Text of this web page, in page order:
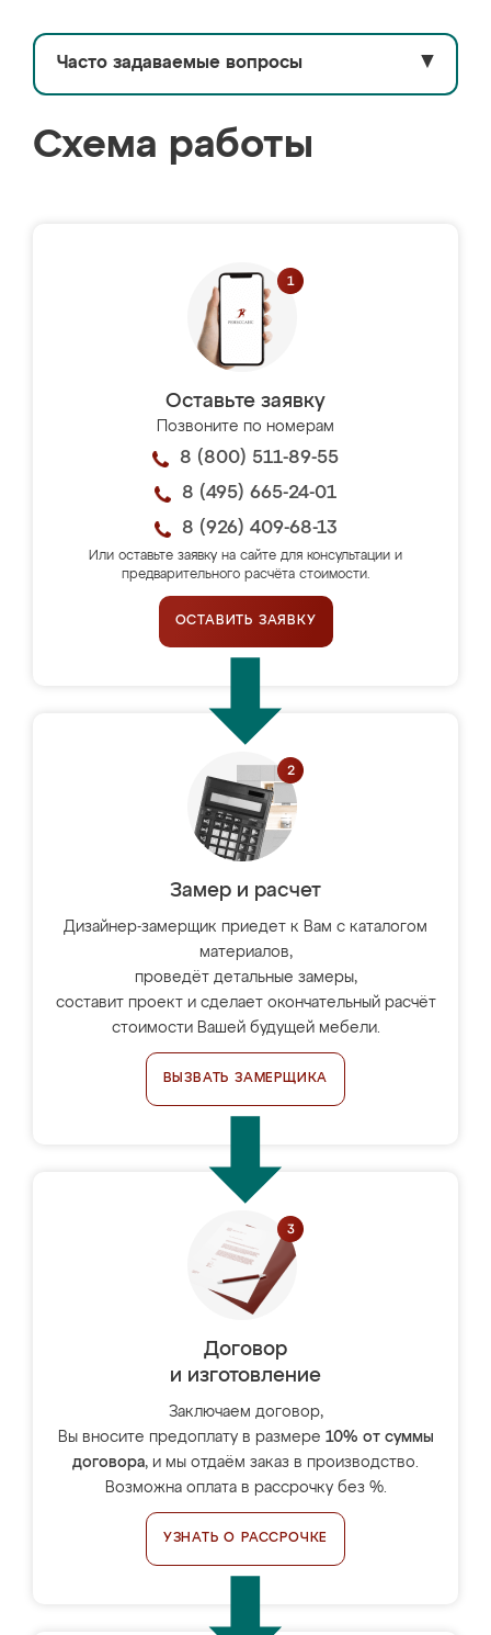
Часто задаваемые вопросы ▼
Схема работы
Оставьте заявку
Позвоните по номерам
8 (800) 511-89-55
8 (495) 665-24-01
8 (926) 409-68-13
Или оставьте заявку на сайте для консультации и
предварительного расчёта стоимости.
ОСТАВИТЬ ЗАЯВКУ
Замер и расчет
Дизайнер-замерщик приедет к Вам с каталогом
материалов,
проведёт детальные замеры,
составит проект и сделает окончательный расчёт
стоимости Вашей будущей мебели.
ВЫЗВАТЬ ЗАМЕРЩИКА
Договор
и изготовление
Заключаем договор,
Вы вносите предоплату в размере 10% от суммы
договора, и мы отдаём заказ в производство.
Возможна оплата в рассрочку без %.
УЗНАТЬ О РАССРОЧКЕ